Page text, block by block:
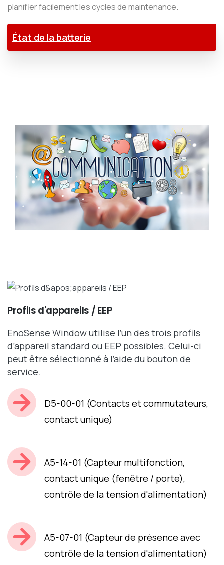
planifier facilement les cycles de maintenance.
État de la batterie
Profils d'appareils / EEP
EnoSense Window utilise l’un des trois profils
d’appareil standard ou EEP possibles. Celui-ci
peut être sélectionné à l’aide du bouton de
service.
D5-00-01 (Contacts et commutateurs,
contact unique)
A5-14-01 (Capteur multifonction,
contact unique (fenêtre / porte),
contrôle de la tension d'alimentation)
A5-07-01 (Capteur de présence avec
contrôle de la tension d'alimentation)